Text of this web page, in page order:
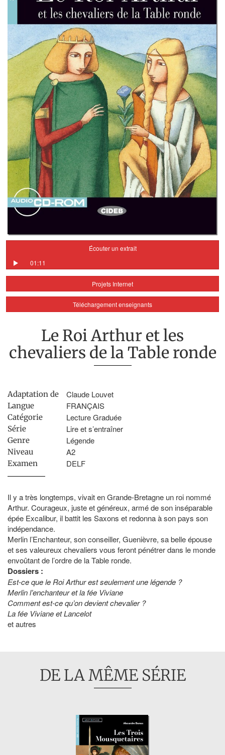
Écouter un extrait
01:11
Projets Internet
Téléchargement enseignants
Le Roi Arthur et les
chevaliers de la Table ronde
Adaptation de Claude Louvet
Langue FRANÇAIS
Catégorie Lecture Graduée
Série Lire et s’entraîner
Genre Légende
Niveau A2
Examen DELF
Il y a très longtemps, vivait en Grande-Bretagne un roi nommé
Arthur. Courageux, juste et généreux, armé de son inséparable
épée Excalibur, il battit les Saxons et redonna à son pays son
indépendance.
Merlin l’Enchanteur, son conseiller, Guenièvre, sa belle épouse
et ses valeureux chevaliers vous feront pénétrer dans le monde
envoûtant de l’ordre de la Table ronde.
Dossiers :
Est-ce que le Roi Arthur est seulement une légende ?
Merlin l’enchanteur et la fée Viviane
Comment est-ce qu’on devient chevalier ?
La fée Viviane et Lancelot
et autres
DE LA MÊME SÉRIE